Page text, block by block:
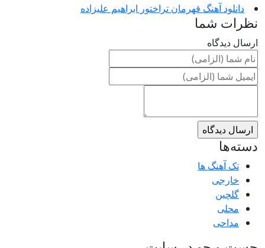
دانلود آهنگ قهرمان تراختور ابراهیم علیزاده
نظرات شما
ارسال دیدگاه
دسته‌ها
تک آهنگ ها
خارجی
گلچین
محلی
مداحی